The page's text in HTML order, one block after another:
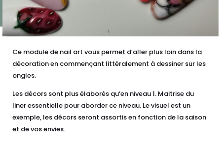
Ce module de nail art vous permet d’aller plus loin dans la
décoration en commençant littéralement à dessiner sur les
ongles.
Les décors sont plus élaborés qu’en niveau 1. Maitrise du
liner essentielle pour aborder ce niveau. Le visuel est un
exemple, les décors seront assortis en fonction de la saison
et de vos envies.